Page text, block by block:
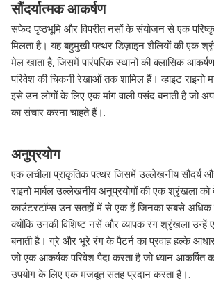
सौंदर्यात्मक आकर्षण
सफेद पृष्ठभूमि और विपरीत नसों के संयोजन से एक
मिलता है। यह बहुमुखी पत्थर डिज़ाइन शैलियों की एक
मेल खाता है, जिसमें पारंपरिक स्थानों की क्लासिक
परिवेश की चिकनी रेखाओं तक शामिल हैं। व्हाइट राइनो
इसे उन लोगों के लिए एक मांग वाली पसंद बनाती है जो
का संचार करना चाहते हैं।.
अनुप्रयोग
एक लचीला प्राकृतिक पत्थर जिसमें उल्लेखनीय सौंदर्य और
राइनो मार्बल उल्लेखनीय अनुप्रयोगों की एक श्रृंखला को
काउंटरटॉप्स उन सतहों में से एक हैं जिनका सबसे अधिक
क्योंकि उनकी विशिष्ट नसें और व्यापक रंग श्रृंखला उन्हें
बनाती है। ग्रे और भूरे रंग के पैटर्न का प्रवाह हल्के
जो एक आकर्षक परिवेश पैदा करता है जो ध्यान आकर्षित
उपयोग के लिए एक मजबूत सतह प्रदान करता है।.